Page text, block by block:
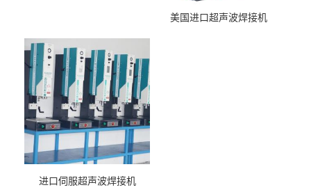
美国进口超声波焊接机
进口伺服超声波焊接机